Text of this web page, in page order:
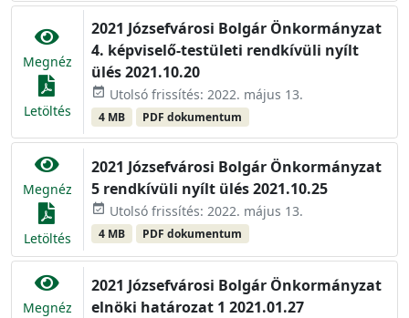
Megnéz
Letöltés
2021 Józsefvárosi Bolgár Önkormányzat
4. képviselő-testületi rendkívüli nyílt
ülés 2021.10.20
event_available Utolsó frissítés: 2022. május 13.
4 MB PDF dokumentum
Megnéz
Letöltés
2021 Józsefvárosi Bolgár Önkormányzat
5 rendkívüli nyílt ülés 2021.10.25
event_available Utolsó frissítés: 2022. május 13.
4 MB PDF dokumentum
Megnéz
2021 Józsefvárosi Bolgár Önkormányzat
elnöki határozat 1 2021.01.27